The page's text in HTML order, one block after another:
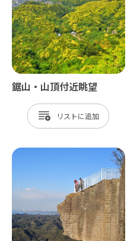
鋸山・山頂付近眺望
リスト